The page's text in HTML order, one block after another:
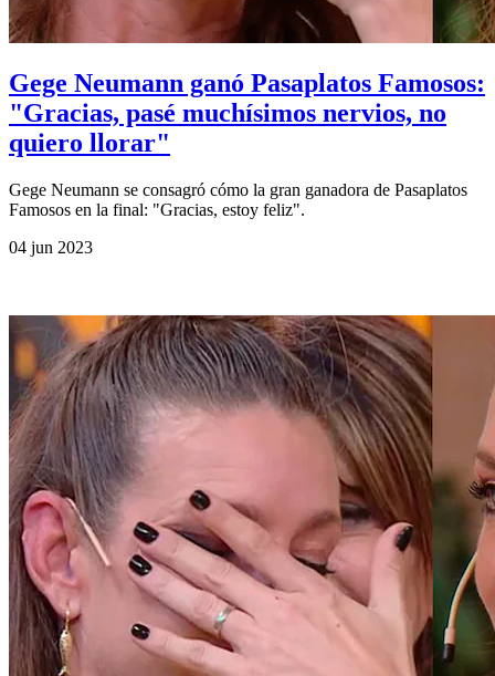
Gege Neumann ganó Pasaplatos Famosos:
"Gracias, pasé muchísimos nervios, no
quiero llorar"
Gege Neumann se consagró cómo la gran ganadora de Pasaplatos
Famosos en la final: "Gracias, estoy feliz".
04 jun 2023